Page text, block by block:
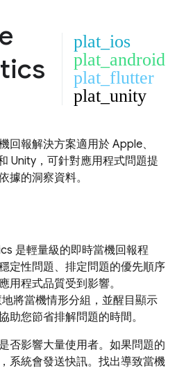
plat_ios
plat_android
plat_flutter
plat_unity
回報解決方案適用於 Apple、
Unity，可針對應用程式問題提
據的洞察資料。
是輕量級的即時當機回報程
定性問題、排定問題的優先順序
用程式品質受到影響。
將當機情形分組，並醒目顯示
助您節省排解問題的時間。
否影響大量使用者。如果問題的
系統會發送快訊。找出導致當機